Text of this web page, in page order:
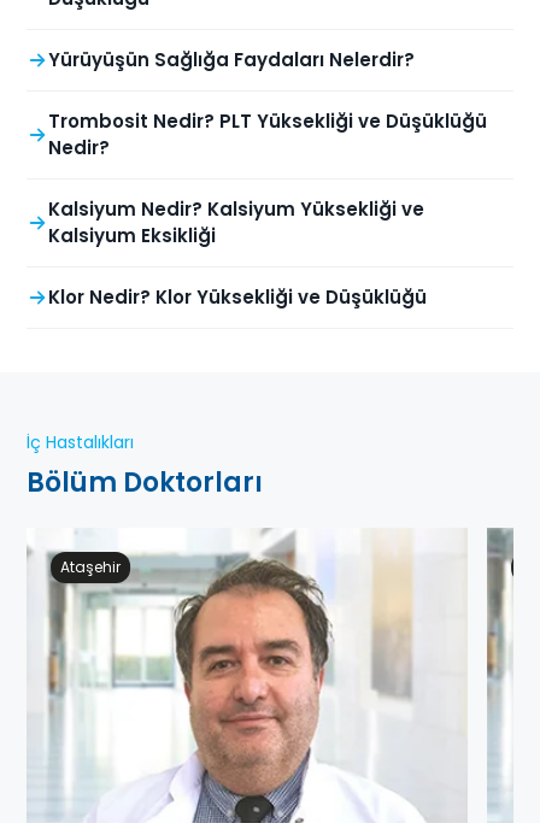
Yürüyüşün Sağlığa Faydaları Nelerdir?
Trombosit Nedir? PLT Yüksekliği ve Düşüklüğü
Nedir?
Kalsiyum Nedir? Kalsiyum Yüksekliği ve
Kalsiyum Eksikliği
Klor Nedir? Klor Yüksekliği ve Düşüklüğü
İç Hastalıkları
Bölüm Doktorları
Ataşehir